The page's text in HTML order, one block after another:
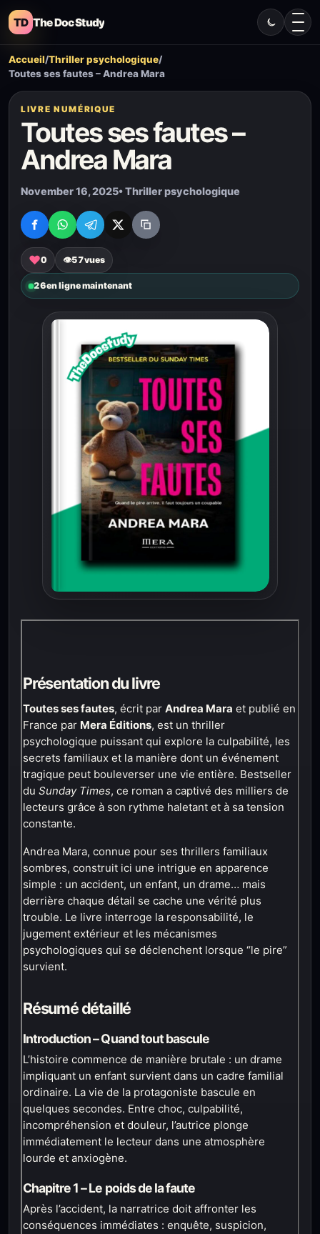
TD The Doc Study
Accueil/Thriller psychologique/
Toutes ses fautes – Andrea Mara
LIVRE NUMÉRIQUE
Toutes ses fautes –
Andrea Mara
November 16, 2025• Thriller psychologique
♥0 👁57vues
26en ligne maintenant
Présentation du livre
Toutes ses fautes, écrit par Andrea Mara et publié en
France par Mera Éditions, est un thriller
psychologique puissant qui explore la culpabilité, les
secrets familiaux et la manière dont un événement
tragique peut bouleverser une vie entière. Bestseller
du Sunday Times, ce roman a captivé des milliers de
lecteurs grâce à son rythme haletant et à sa tension
constante.
Andrea Mara, connue pour ses thrillers familiaux
sombres, construit ici une intrigue en apparence
simple : un accident, un enfant, un drame… mais
derrière chaque détail se cache une vérité plus
trouble. Le livre interroge la responsabilité, le
jugement extérieur et les mécanismes
psychologiques qui se déclenchent lorsque “le pire”
survient.
Résumé détaillé
Introduction – Quand tout bascule
L’histoire commence de manière brutale : un drame
impliquant un enfant survient dans un cadre familial
ordinaire. La vie de la protagoniste bascule en
quelques secondes. Entre choc, culpabilité,
incompréhension et douleur, l’autrice plonge
immédiatement le lecteur dans une atmosphère
lourde et anxiogène.
Chapitre 1 – Le poids de la faute
Après l’accident, la narratrice doit affronter les
conséquences immédiates : enquête, suspicion,